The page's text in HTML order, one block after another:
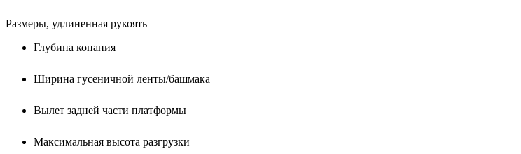
Размеры, удлиненная рукоять
Глубина копания
Ширина гусеничной ленты/башмака
Вылет задней части платформы
Максимальная высота разгрузки